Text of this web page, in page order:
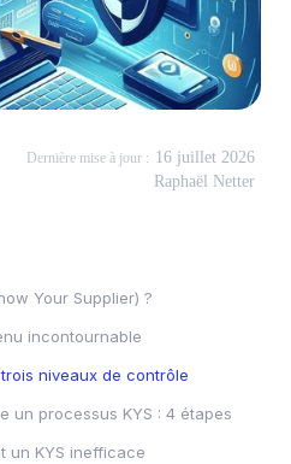
Dernière mise à jour : 16 juillet 2026
Raphaël Netter
Your Supplier) ?
incontournable
niveaux de contrôle
un processus KYS : 4 étapes
un KYS inefficace